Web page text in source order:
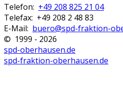
Telefon: +49 208 825 21 04
Telefax: +49 208 2 48 83
E-Mail: buero@spd-fraktion-
© 1999 - 2026
spd-oberhausen.de
spd-fraktion-oberhausen.de